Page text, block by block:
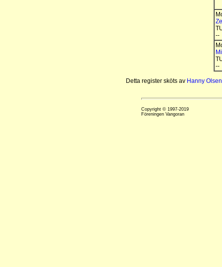
--
--
Detta register sköts av Hanny Olsen
Copyright © 1997-2019
Föreningen Vangoran